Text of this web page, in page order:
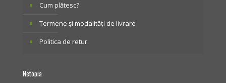
Cum plătesc?
Termene și modalități de livrare
Politica de retur
Netopia